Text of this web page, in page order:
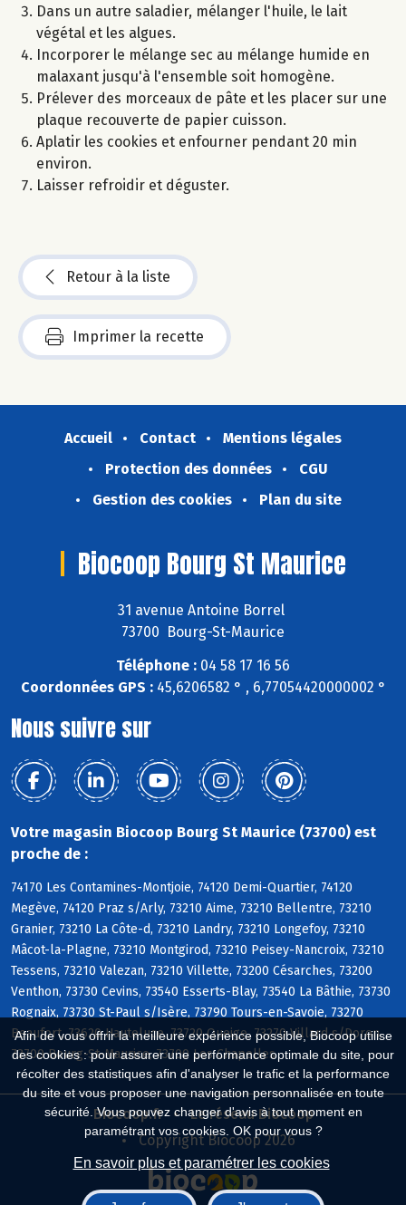
Afin de vous offrir la meilleure expérience possible, Biocoop utilise
des cookies : pour assurer une performance optimale du site, pour
récolter des statistiques afin d'analyser le trafic et la performance
du site et vous proposer une navigation personnalisée en toute
sécurité. Vous pouvez changer d'avis à tout moment en
paramétrant vos cookies. OK pour vous ?
En savoir plus et paramétrer les cookies
Dans un autre saladier, mélanger l'huile, le lait
végétal et les algues.
Incorporer le mélange sec au mélange humide en
malaxant jusqu'à l'ensemble soit homogène.
Prélever des morceaux de pâte et les placer sur une
plaque recouverte de papier cuisson.
Aplatir les cookies et enfourner pendant 20 min
environ.
Laisser refroidir et déguster.
Retour à la liste
Imprimer la recette
Accueil Contact
Mentions légales
Protection des données
CGU
Gestion des cookies
Plan du site
Biocoop Bourg St Maurice
31 avenue Antoine Borrel
73700 Bourg-St-Maurice
Téléphone : 04 58 17 16 56
Coordonnées GPS :45,6206582 ° , 6,77054420000002 °
Nous suivre sur
Votre magasin Biocoop Bourg St Maurice (73700) est
proche de :
74170 Les Contamines-Montjoie, 74120 Demi-Quartier, 74120
Megève, 74120 Praz s/Arly, 73210 Aime, 73210 Bellentre, 73210
Granier, 73210 La Côte-d, 73210 Landry, 73210 Longefoy, 73210
Mâcot-la-Plagne, 73210 Montgirod, 73210 Peisey-Nancroix, 73210
Tessens, 73210 Valezan, 73210 Villette, 73200 Césarches, 73200
Venthon, 73730 Cevins, 73540 Esserts-Blay, 73540 La Bâthie, 73730
Rognaix, 73730 St-Paul s/Isère, 73790 Tours-en-Savoie, 73270
Beaufort, 73620 Hauteluce, 73720 Queige, 73270 Villard s/Doron,
73700 Bourg-St-Maurice, 73700 Les Chapelles
Biocoop.fr
Le réseau Biocoop
Copyright Biocoop 2026